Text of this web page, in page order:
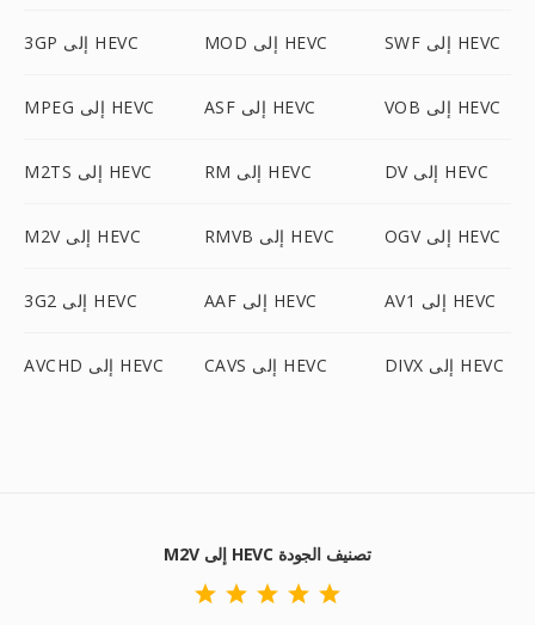
3GP إلى HEVC MOD إلى HEVC SWF إلى HEVC
MPEG إلى HEVC ASF إلى HEVC VOB إلى HEVC
M2TS إلى HEVC RM إلى HEVC DV إلى HEVC
M2V إلى HEVC RMVB إلى HEVC OGV إلى HEVC
3G2 إلى HEVC AAF إلى HEVC AV1 إلى HEVC
AVCHD إلى HEVC CAVS إلى HEVC DIVX إلى HEVC
M2V إلى HEVC تصنيف الجودة